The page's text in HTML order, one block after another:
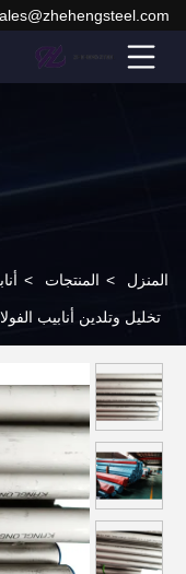
المنزل > المنتجات >
تخليل وتلدين أنابيب